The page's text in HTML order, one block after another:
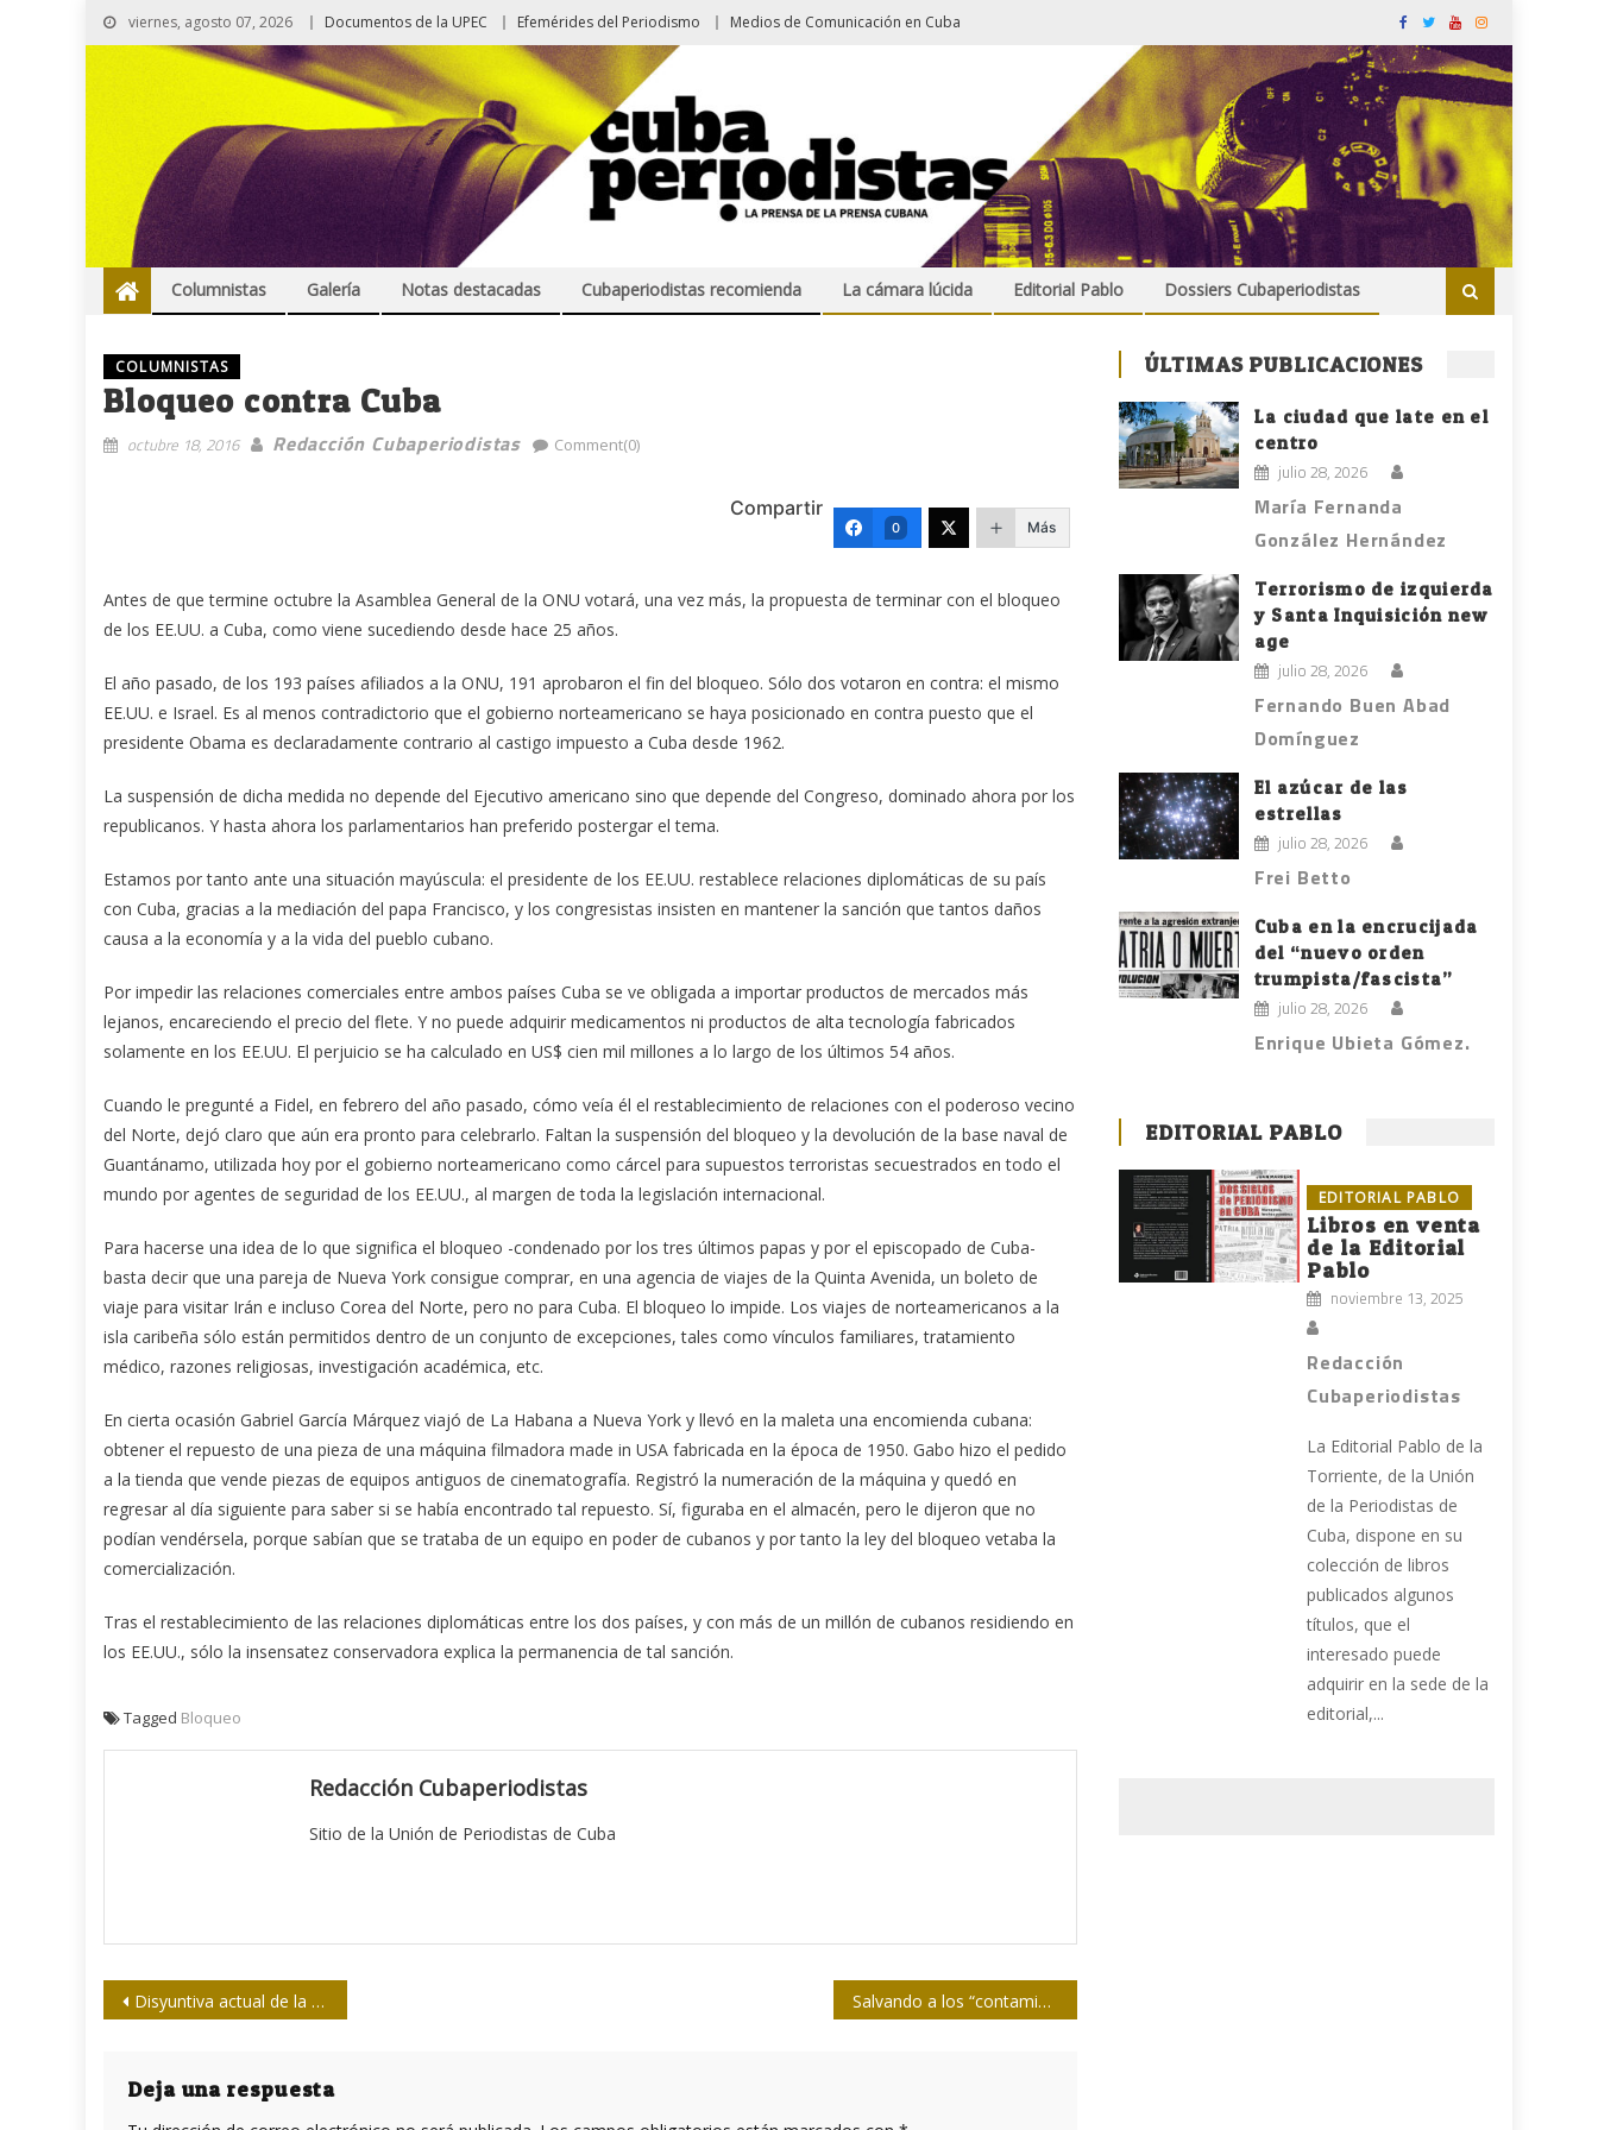
viernes, agosto 07, 2026 Documentos de la UPEC Efemérides del Periodismo Medios de Comunicación en Cuba
Columnistas Galería Notas destacadas Cubaperiodistas recomienda La cámara lúcida Editorial Pablo Dossiers Cubaperiodistas
COLUMNISTAS
Bloqueo contra Cuba
octubre 18, 2016 Redacción Cubaperiodistas Comment(0)
Compartir
0 Más
Antes de que termine octubre la Asamblea General de la ONU votará, una vez más, la propuesta de terminar con el bloqueo
de los EE.UU. a Cuba, como viene sucediendo desde hace 25 años.
El año pasado, de los 193 países afiliados a la ONU, 191 aprobaron el fin del bloqueo. Sólo dos votaron en contra: el mismo
EE.UU. e Israel. Es al menos contradictorio que el gobierno norteamericano se haya posicionado en contra puesto que el
presidente Obama es declaradamente contrario al castigo impuesto a Cuba desde 1962.
La suspensión de dicha medida no depende del Ejecutivo americano sino que depende del Congreso, dominado ahora por los
republicanos. Y hasta ahora los parlamentarios han preferido postergar el tema.
Estamos por tanto ante una situación mayúscula: el presidente de los EE.UU. restablece relaciones diplomáticas de su país
con Cuba, gracias a la mediación del papa Francisco, y los congresistas insisten en mantener la sanción que tantos daños
causa a la economía y a la vida del pueblo cubano.
Por impedir las relaciones comerciales entre ambos países Cuba se ve obligada a importar productos de mercados más
lejanos, encareciendo el precio del flete. Y no puede adquirir medicamentos ni productos de alta tecnología fabricados
solamente en los EE.UU. El perjuicio se ha calculado en US$ cien mil millones a lo largo de los últimos 54 años.
Cuando le pregunté a Fidel, en febrero del año pasado, cómo veía él el restablecimiento de relaciones con el poderoso vecino
del Norte, dejó claro que aún era pronto para celebrarlo. Faltan la suspensión del bloqueo y la devolución de la base naval de
Guantánamo, utilizada hoy por el gobierno norteamericano como cárcel para supuestos terroristas secuestrados en todo el
mundo por agentes de seguridad de los EE.UU., al margen de toda la legislación internacional.
Para hacerse una idea de lo que significa el bloqueo -condenado por los tres últimos papas y por el episcopado de Cuba-
basta decir que una pareja de Nueva York consigue comprar, en una agencia de viajes de la Quinta Avenida, un boleto de
viaje para visitar Irán e incluso Corea del Norte, pero no para Cuba. El bloqueo lo impide. Los viajes de norteamericanos a la
isla caribeña sólo están permitidos dentro de un conjunto de excepciones, tales como vínculos familiares, tratamiento
médico, razones religiosas, investigación académica, etc.
En cierta ocasión Gabriel García Márquez viajó de La Habana a Nueva York y llevó en la maleta una encomienda cubana:
obtener el repuesto de una pieza de una máquina filmadora made in USA fabricada en la época de 1950. Gabo hizo el pedido
a la tienda que vende piezas de equipos antiguos de cinematografía. Registró la numeración de la máquina y quedó en
regresar al día siguiente para saber si se había encontrado tal repuesto. Sí, figuraba en el almacén, pero le dijeron que no
podían vendérsela, porque sabían que se trataba de un equipo en poder de cubanos y por tanto la ley del bloqueo vetaba la
comercialización.
Tras el restablecimiento de las relaciones diplomáticas entre los dos países, y con más de un millón de cubanos residiendo en
los EE.UU., sólo la insensatez conservadora explica la permanencia de tal sanción.
Tagged Bloqueo
Redacción Cubaperiodistas
Sitio de la Unión de Periodistas de Cuba
Navegación
entradas
Disyuntiva actual de la patria: Cuba o Washington Salvando a los “contaminados”
Deja una respuesta
ÚLTIMAS PUBLICACIONES
La ciudad que late en el
centro
julio 28, 2026
María Fernanda
González Hernández
Terrorismo de izquierda
y Santa Inquisición new
age
julio 28, 2026
Fernando Buen Abad
Domínguez
El azúcar de las
estrellas
julio 28, 2026
Frei Betto
Cuba en la encrucijada
del “nuevo orden
trumpista/fascista”
julio 28, 2026
Enrique Ubieta Gómez.
EDITORIAL PABLO
EDITORIAL PABLO
Libros en venta
de la Editorial
Pablo
noviembre 13, 2025
Redacción
Cubaperiodistas
La Editorial Pablo de la
Torriente, de la Unión
de la Periodistas de
Cuba, dispone en su
colección de libros
publicados algunos
títulos, que el
interesado puede
adquirir en la sede de la
editorial,...